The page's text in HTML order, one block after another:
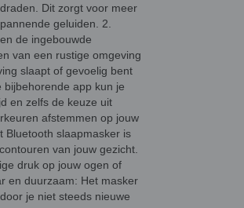
Dit zorgt voor meer
geluiden. 2.
de ingebouwde
van een rustige omgeving
slaapt of gevoelig bent
app kun je
en zelfs de keuze uit
afstemmen op jouw
Bluetooth slaapmasker is
van jouw gezicht.
druk op jouw ogen of
en duurzaam: Het masker
je niet steeds nieuwe